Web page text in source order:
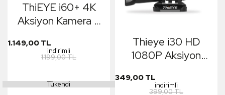
ThiEYE i60+ 4K
Aksiyon Kamera +
Kafa Bandı Aparatı
1.149,00 TL
indirimli
1.199,00 TL
Tükendi
Thieye i30 HD
1080P Aksiyon
349,00 TL
indirimli
399,00 TL